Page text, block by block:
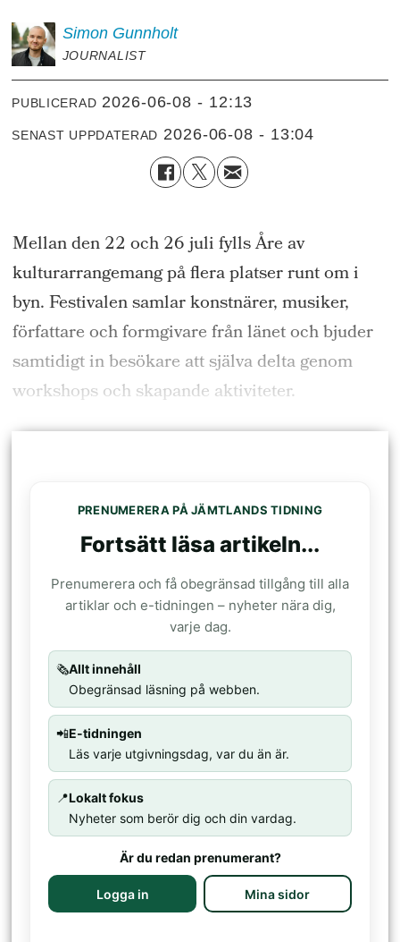
Simon Gunnholt
JOURNALIST
PUBLICERAD 2026-06-08 - 12:13
SENAST UPPDATERAD 2026-06-08 - 13:04
Mellan den 22 och 26 juli fylls Åre av
kulturarrangemang på flera platser runt om i
byn. Festivalen samlar konstnärer, musiker,
författare och formgivare från länet och bjuder
samtidigt in besökare att själva delta genom
workshops och skapande aktiviteter.
PRENUMERERA PÅ JÄMTLANDS TIDNING
Fortsätt läsa artikeln...
Prenumerera och få obegränsad tillgång till alla
artiklar och e-tidningen – nyheter nära dig,
varje dag.
🗞️Allt innehåll
Obegränsad läsning på webben.
📲E-tidningen
Läs varje utgivningsdag, var du än är.
📍Lokalt fokus
Nyheter som berör dig och din vardag.
Är du redan prenumerant?
Logga in Mina sidor